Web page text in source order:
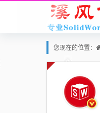
您现在的位置：